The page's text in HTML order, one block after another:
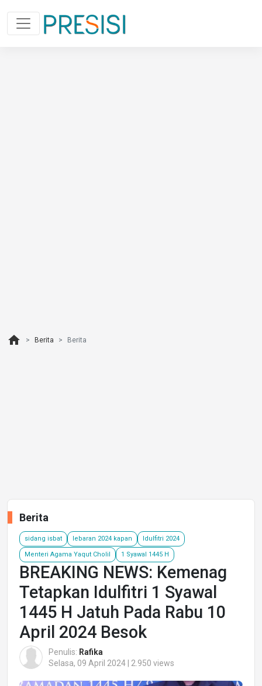
home Berita Berita
Berita
sidang isbat lebaran 2024 kapan Idulfitri 2024
Menteri Agama Yaqut Cholil 1 Syawal 1445 H
BREAKING NEWS: Kemenag
Tetapkan Idulfitri 1 Syawal
1445 H Jatuh Pada Rabu 10
April 2024 Besok
Penulis: Rafika
Selasa, 09 April 2024 | 2.950 views